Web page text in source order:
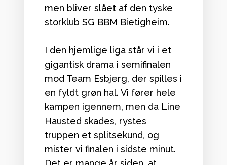
men bliver slået af den tyske
storklub SG BBM Bietigheim.
I den hjemlige liga står vi i et
gigantisk drama i semifinalen
mod Team Esbjerg, der spilles i
en fyldt grøn hal. Vi fører hele
kampen igennem, men da Line
Hausted skades, rystes
truppen et splitsekund, og
mister vi finalen i sidste minut.